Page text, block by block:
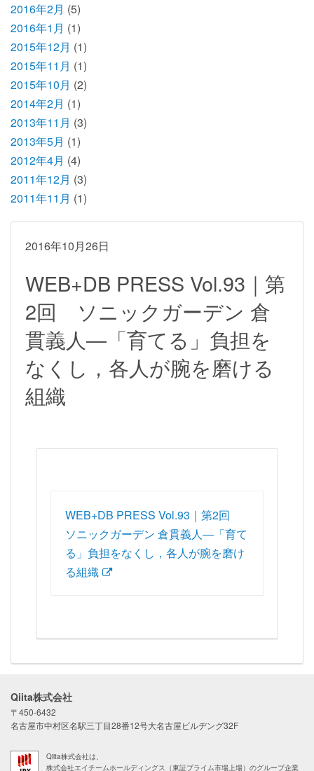
2016年2月 (5)
2016年1月 (1)
2015年12月 (1)
2015年11月 (1)
2015年10月 (2)
2014年2月 (1)
2013年11月 (3)
2013年5月 (1)
2012年4月 (4)
2011年12月 (3)
2011年11月 (1)
2016年10月26日
WEB+DB PRESS Vol.93｜第
2回 ソニックガーデン 倉
貫義人―「育てる」負担を
なくし，各人が腕を磨ける
組織
WEB+DB PRESS Vol.93｜第2回
ソニックガーデン 倉貫義人―「育て
る」負担をなくし，各人が腕を磨け
る組織
Qiita株式会社
〒450-6432
名古屋市中村区名駅三丁目28番12号大名古屋ビルヂング32F
Qiita株式会社は、
株式会社エイチームホールディングス（東証プライム市場上場）のグループ企業